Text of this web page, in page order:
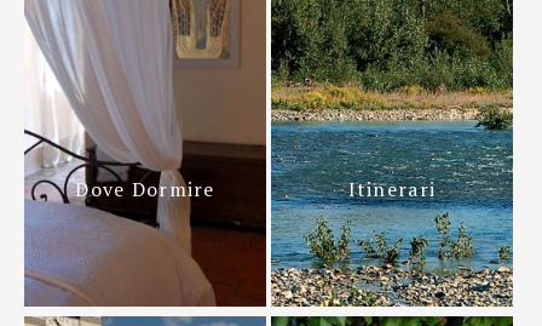
Dove Dormire Itinerari